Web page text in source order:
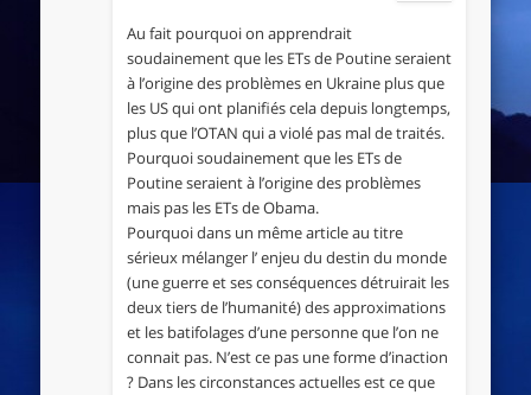
Au fait pourquoi on apprendrait
soudainement que les ETs de Poutine seraient
à l’origine des problèmes en Ukraine plus que
les US qui ont planifiés cela depuis longtemps,
plus que l’OTAN qui a violé pas mal de traités.
Pourquoi soudainement que les ETs de
Poutine seraient à l’origine des problèmes
mais pas les ETs de Obama.
Pourquoi dans un même article au titre
sérieux mélanger l’ enjeu du destin du monde
(une guerre et ses conséquences détruirait les
deux tiers de l’humanité) des approximations
et les batifolages d’une personne que l’on ne
connait pas. N’est ce pas une forme d’inaction
? Dans les circonstances actuelles est ce que